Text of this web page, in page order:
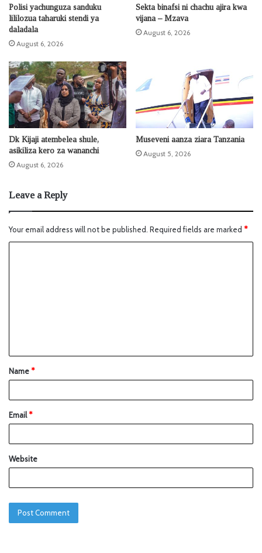
Polisi yachunguza sanduku
lililozua taharuki stendi ya
daladala
August 6, 2026
Sekta binafsi ni chachu ajira kwa
vijana – Mzava
August 6, 2026
Dk Kijaji atembelea shule,
asikiliza kero za wananchi
August 6, 2026
Museveni aanza ziara Tanzania
August 5, 2026
Leave a Reply
Your email address will not be published. Required fields are marked *
Name*
Email*
Website